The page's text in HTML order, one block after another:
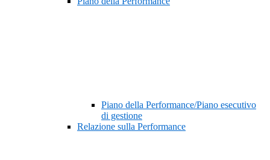
Piano della Performance/Piano esecutivo
di gestione
Relazione sulla Performance